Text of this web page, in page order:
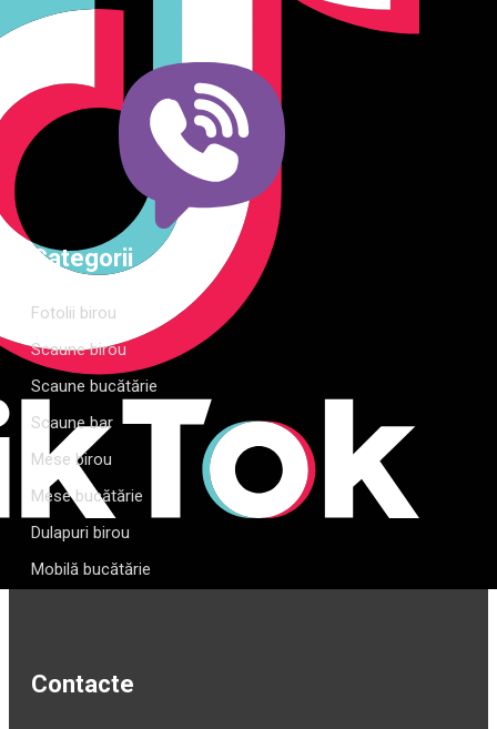
modern pentru orice spațiu.Îți punem la dispoziție soluții
complete de amenajare direct de la producător, cu garanție
extinsă și consultanță gratuită pentru proiectul tău
Categorii
Fotolii birou
Scaune birou
Scaune bucătărie
Scaune bar
Mese birou
Mese bucătărie
Dulapuri birou
Mobilă bucătărie
Contacte